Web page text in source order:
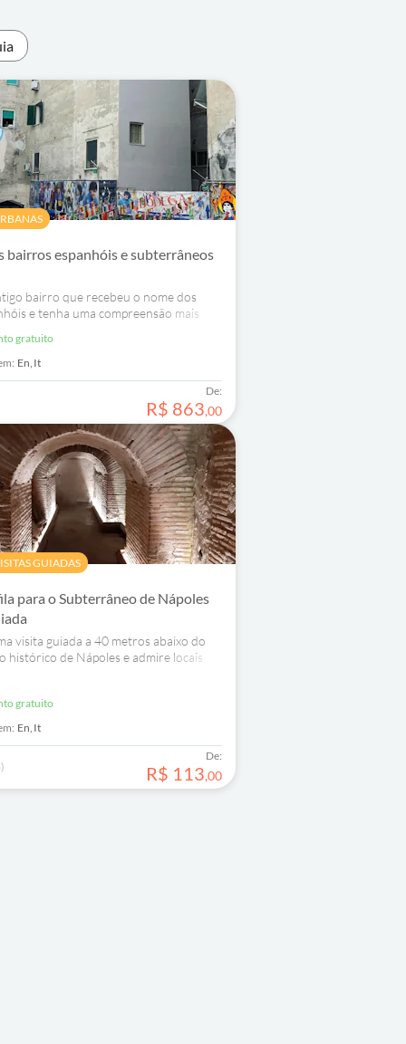
bairros espanhóis e subterrâneos
bairro que recebeu o nome dos
e tenha uma compreensão mais
passado de Nápoles por meio de sua
gratuito
En, It
De:
R$ 863,00
GUIADAS
para o Subterrâneo de Nápoles
visita guiada a 40 metros abaixo do
histórico de Nápoles e admire locais
gratuito
En, It
De:
R$ 113,00